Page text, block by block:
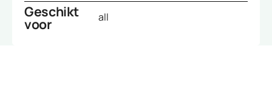
Geschikt
voor all